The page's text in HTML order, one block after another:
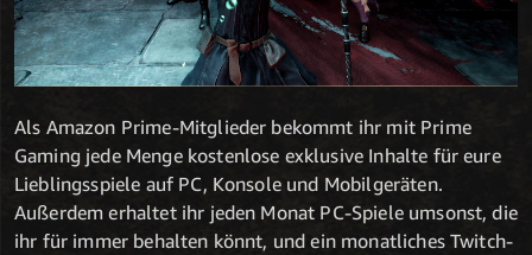
Als Amazon Prime-Mitglieder bekommt ihr mit Prime
Gaming jede Menge kostenlose exklusive Inhalte für eure
Lieblingsspiele auf PC, Konsole und Mobilgeräten.
Außerdem erhaltet ihr jeden Monat PC-Spiele umsonst, die
ihr für immer behalten könnt, und ein monatliches Twitch-